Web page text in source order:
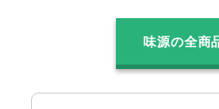
味源の全商